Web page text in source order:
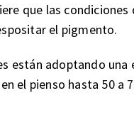
que las condiciones
el pigmento.
están adoptando una
el pienso hasta 50 a